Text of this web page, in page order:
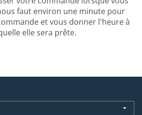
faut environ une minute pour
et vous donner l'heure à
elle sera prête.